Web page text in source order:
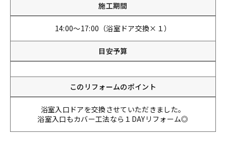
施工期間
14:00～17:00（浴室ドア交換×１）
目安予算
このリフォームのポイント
浴室入口ドアを交換させていただきました。
浴室入口もカバー工法なら１DAYリフォーム◎